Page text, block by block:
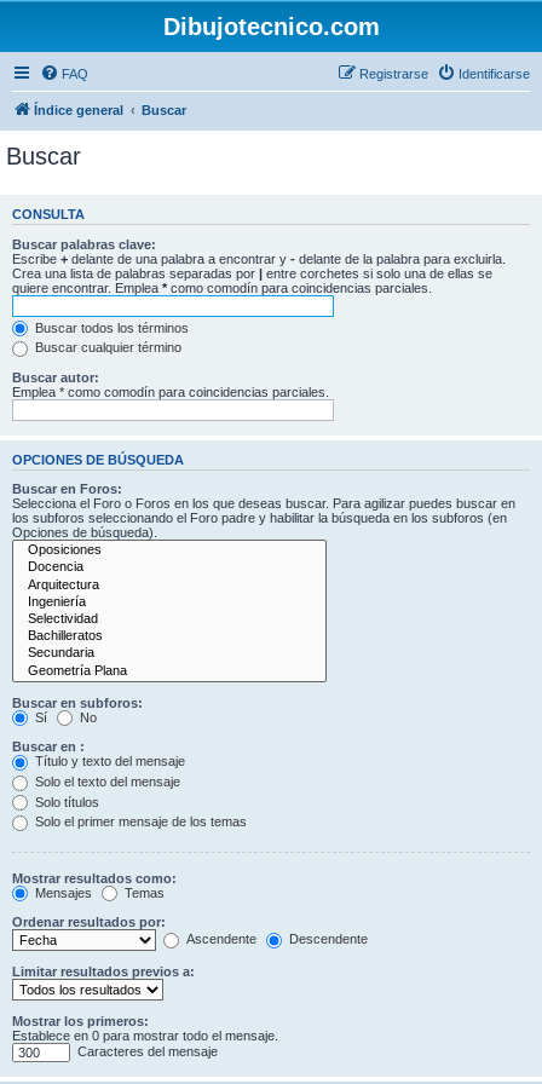
Dibujotecnico.com
FAQ Identificarse
Registrarse
Índice general Buscar
Buscar
CONSULTA
Buscar palabras clave:
Escribe + delante de una palabra a encontrar y - delante de la palabra para excluirla.
Crea una lista de palabras separadas por | entre corchetes si solo una de ellas se
quiere encontrar. Emplea * como comodín para coincidencias parciales.
Buscar todos los términos
Buscar cualquier término
Buscar autor:
Emplea * como comodín para coincidencias parciales.
OPCIONES DE BÚSQUEDA
Buscar en Foros:
Selecciona el Foro o Foros en los que deseas buscar. Para agilizar puedes buscar en
los subforos seleccionando el Foro padre y habilitar la búsqueda en los subforos (en
Opciones de búsqueda).
Buscar en subforos:
Sí
No
Buscar en :
Título y texto del mensaje
Solo el texto del mensaje
Solo títulos
Solo el primer mensaje de los temas
Mostrar resultados como:
Mensajes
Temas
Ordenar resultados por:
Ascendente
Descendente
Limitar resultados previos a:
Mostrar los primeros:
Establece en 0 para mostrar todo el mensaje.
Caracteres del mensaje